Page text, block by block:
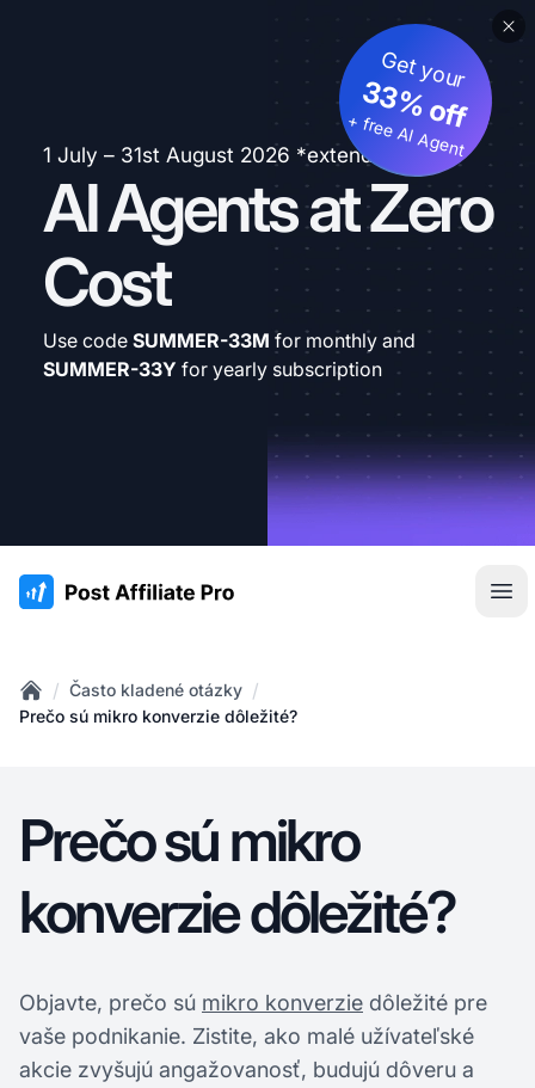
1 July – 31st August 2026 *extended
AI Agents at Zero
Cost
Get your
33% off
+ free AI Agent
Use code SUMMER-33M for monthly and
SUMMER-33Y for yearly subscription
:site.title
Home
/ Často kladené otázky /
Prečo sú mikro konverzie dôležité?
Prečo sú mikro
konverzie dôležité?
Objavte, prečo sú mikro konverzie dôležité pre
vaše podnikanie. Zistite, ako malé užívateľské
akcie zvyšujú angažovanosť, budujú dôveru a